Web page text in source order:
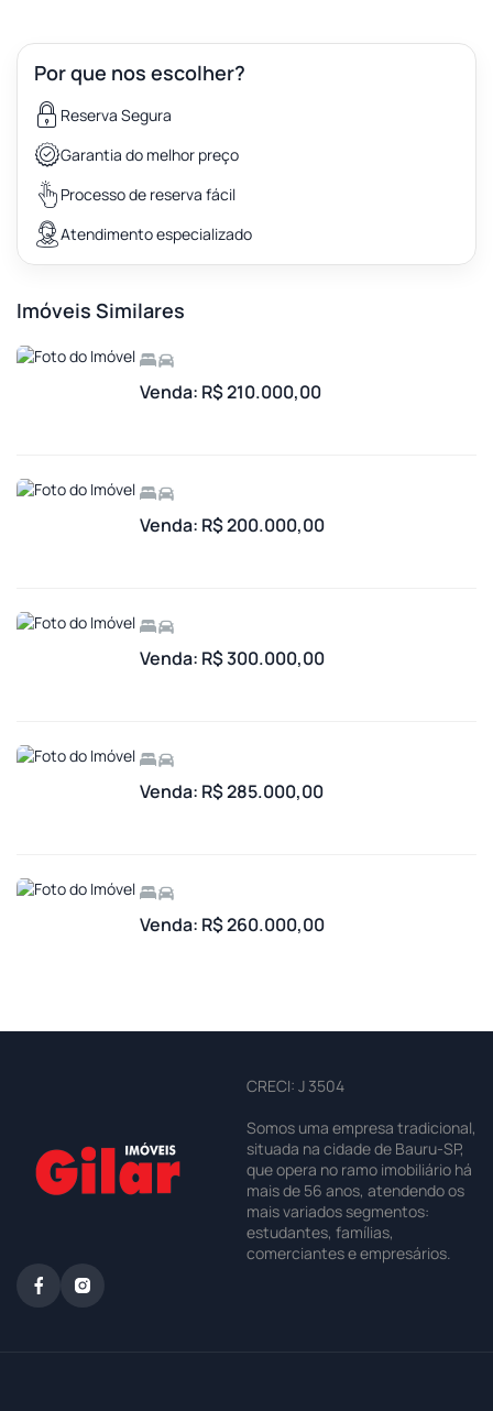
Por que nos escolher?
Reserva Segura
Garantia do melhor preço
Processo de reserva fácil
Atendimento especializado
Imóveis Similares
Venda: R$ 210.000,00
Venda: R$ 200.000,00
Venda: R$ 300.000,00
Venda: R$ 285.000,00
Venda: R$ 260.000,00
CRECI: J 3504
Somos uma empresa tradicional,
situada na cidade de Bauru-SP,
que opera no ramo imobiliário há
mais de 56 anos, atendendo os
mais variados segmentos:
estudantes, famílias,
comerciantes e empresários.